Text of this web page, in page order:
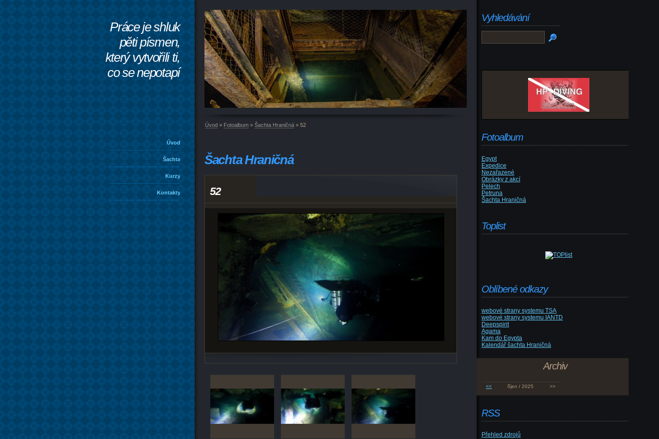
Práce je shluk
pěti písmen,
který vytvořili ti,
co se nepotapí
Úvod
Šachta
Kurzy
Kontakty
Úvod » Fotoalbum » Šachta Hraničná » 52
Šachta Hraničná
52
Vyhledávání
Fotoalbum
Egypt
Expedice
Nezařazené
Obrázky z akcí
Pelech
Petruna
Šachta Hraničná
Toplist
Oblíbené odkazy
webové strany systemu TSA
webové strany systemu IANTD
Deepspirit
Agama
Kam do Egypta
Kalendář šachta Hraničná
Archiv
<< říjen / 2025 >>
RSS
Přehled zdrojů